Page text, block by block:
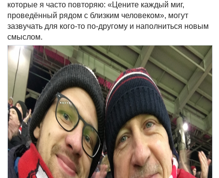
которые я часто повторяю: «Цените каждый миг,
проведённый рядом с близким человеком», могут
зазвучать для кого-то по-другому и наполниться новым
смыслом.